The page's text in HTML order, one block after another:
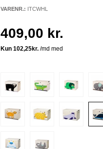
VARENR.: ITCWHL
409,00 kr.